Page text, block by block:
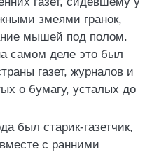
змеями гранок,
мышей под полом.
самом деле это был
газет, журналов и
о бумагу, усталых до
был старик-газетчик,
с ранними